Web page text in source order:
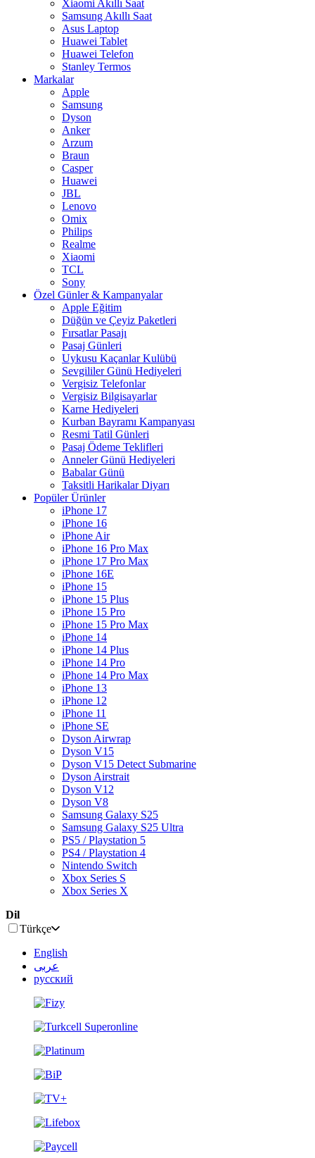
Xiaomi Akıllı Saat
Samsung Akıllı Saat
Asus Laptop
Huawei Tablet
Huawei Telefon
Stanley Termos
Markalar
Apple
Samsung
Dyson
Anker
Arzum
Braun
Casper
Huawei
JBL
Lenovo
Omix
Philips
Realme
Xiaomi
TCL
Sony
Özel Günler & Kampanyalar
Apple Eğitim
Düğün ve Çeyiz Paketleri
Fırsatlar Pasajı
Pasaj Günleri
Uykusu Kaçanlar Kulübü
Sevgililer Günü Hediyeleri
Vergisiz Telefonlar
Vergisiz Bilgisayarlar
Karne Hediyeleri
Kurban Bayramı Kampanyası
Resmi Tatil Günleri
Pasaj Ödeme Teklifleri
Anneler Günü Hediyeleri
Babalar Günü
Taksitli Harikalar Diyarı
Popüler Ürünler
iPhone 17
iPhone 16
iPhone Air
iPhone 16 Pro Max
iPhone 17 Pro Max
iPhone 16E
iPhone 15
iPhone 15 Plus
iPhone 15 Pro
iPhone 15 Pro Max
iPhone 14
iPhone 14 Plus
iPhone 14 Pro
iPhone 14 Pro Max
iPhone 13
iPhone 12
iPhone 11
iPhone SE
Dyson Airwrap
Dyson V15
Dyson V15 Detect Submarine
Dyson Airstrait
Dyson V12
Dyson V8
Samsung Galaxy S25
Samsung Galaxy S25 Ultra
PS5 / Playstation 5
PS4 / Playstation 4
Nintendo Switch
Xbox Series S
Xbox Series X
Dil
Türkçe
English
عربى
русский